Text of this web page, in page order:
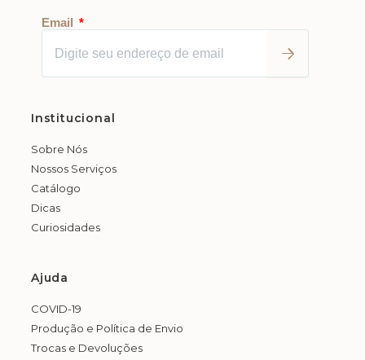
Email
Institucional
Sobre Nós
Nossos Serviços
Catálogo
Dicas
Curiosidades
Ajuda
COVID-19
Produção e Política de Envio
Trocas e Devoluções